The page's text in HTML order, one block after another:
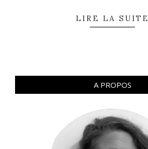
LIRE LA SUITE
A PROPOS